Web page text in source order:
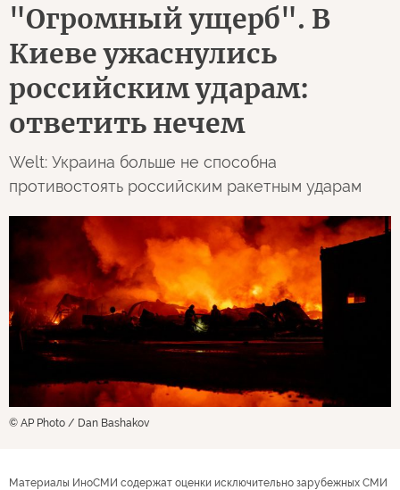
"Огромный ущерб". В
Киеве ужаснулись
российским ударам:
ответить нечем
Welt: Украина больше не способна
противостоять российским ракетным ударам
© AP Photo / Dan Bashakov
Материалы ИноСМИ содержат оценки исключительно зарубежных СМИ